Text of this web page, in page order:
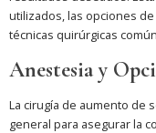
utilizados, las opciones
técnicas quirúrgicas
Anestesia y
La cirugía de aumento de
general para asegurar la